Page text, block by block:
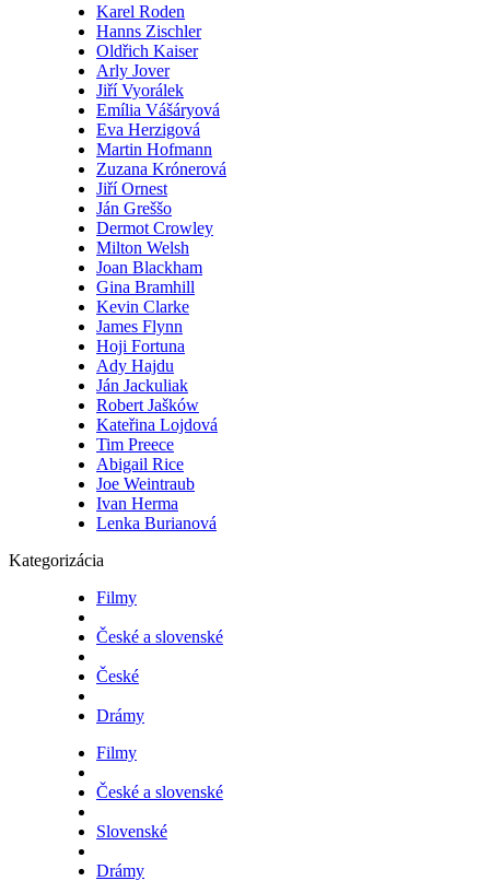
Karel Roden
Hanns Zischler
Oldřich Kaiser
Arly Jover
Jiří Vyorálek
Emília Vášáryová
Eva Herzigová
Martin Hofmann
Zuzana Krónerová
Jiří Ornest
Ján Greššo
Dermot Crowley
Milton Welsh
Joan Blackham
Gina Bramhill
Kevin Clarke
James Flynn
Hoji Fortuna
Ady Hajdu
Ján Jackuliak
Robert Jašków
Kateřina Lojdová
Tim Preece
Abigail Rice
Joe Weintraub
Ivan Herma
Lenka Burianová
Kategorizácia
Filmy
České a slovenské
České
Drámy
Filmy
České a slovenské
Slovenské
Drámy